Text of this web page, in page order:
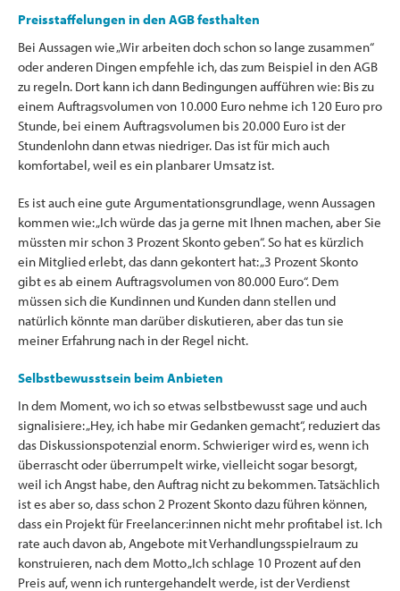
Preisstaffelungen in den AGB festhalten
Bei Aussagen wie „Wir arbeiten doch schon so lange zusammen“
oder anderen Dingen empfehle ich, das zum Beispiel in den AGB
zu regeln. Dort kann ich dann Bedingungen aufführen wie: Bis zu
einem Auftragsvolumen von 10.000 Euro nehme ich 120 Euro pro
Stunde, bei einem Auftragsvolumen bis 20.000 Euro ist der
Stundenlohn dann etwas niedriger. Das ist für mich auch
komfortabel, weil es ein planbarer Umsatz ist.
Es ist auch eine gute Argumentationsgrundlage, wenn Aussagen
kommen wie: „Ich würde das ja gerne mit Ihnen machen, aber Sie
müssten mir schon 3 Prozent Skonto geben“. So hat es kürzlich
ein Mitglied erlebt, das dann gekontert hat: „3 Prozent Skonto
gibt es ab einem Auftragsvolumen von 80.000 Euro“. Dem
müssen sich die Kundinnen und Kunden dann stellen und
natürlich könnte man darüber diskutieren, aber das tun sie
meiner Erfahrung nach in der Regel nicht.
Selbstbewusstsein beim Anbieten
In dem Moment, wo ich so etwas selbstbewusst sage und auch
signalisiere: „Hey, ich habe mir Gedanken gemacht“, reduziert das
das Diskussionspotenzial enorm. Schwieriger wird es, wenn ich
überrascht oder überrumpelt wirke, vielleicht sogar besorgt,
weil ich Angst habe, den Auftrag nicht zu bekommen. Tatsächlich
ist es aber so, dass schon 2 Prozent Skonto dazu führen können,
dass ein Projekt für Freelancer:innen nicht mehr profitabel ist. Ich
rate auch davon ab, Angebote mit Verhandlungsspielraum zu
konstruieren, nach dem Motto „Ich schlage 10 Prozent auf den
Preis auf, wenn ich runtergehandelt werde, ist der Verdienst